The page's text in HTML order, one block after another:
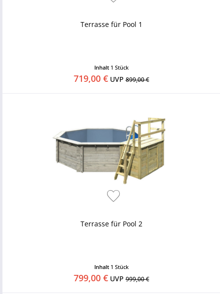
Terrasse für Pool 1
Inhalt 1 Stück
719,00 €UVP899,00 €
Terrasse für Pool 2
Inhalt 1 Stück
799,00 €UVP999,00 €